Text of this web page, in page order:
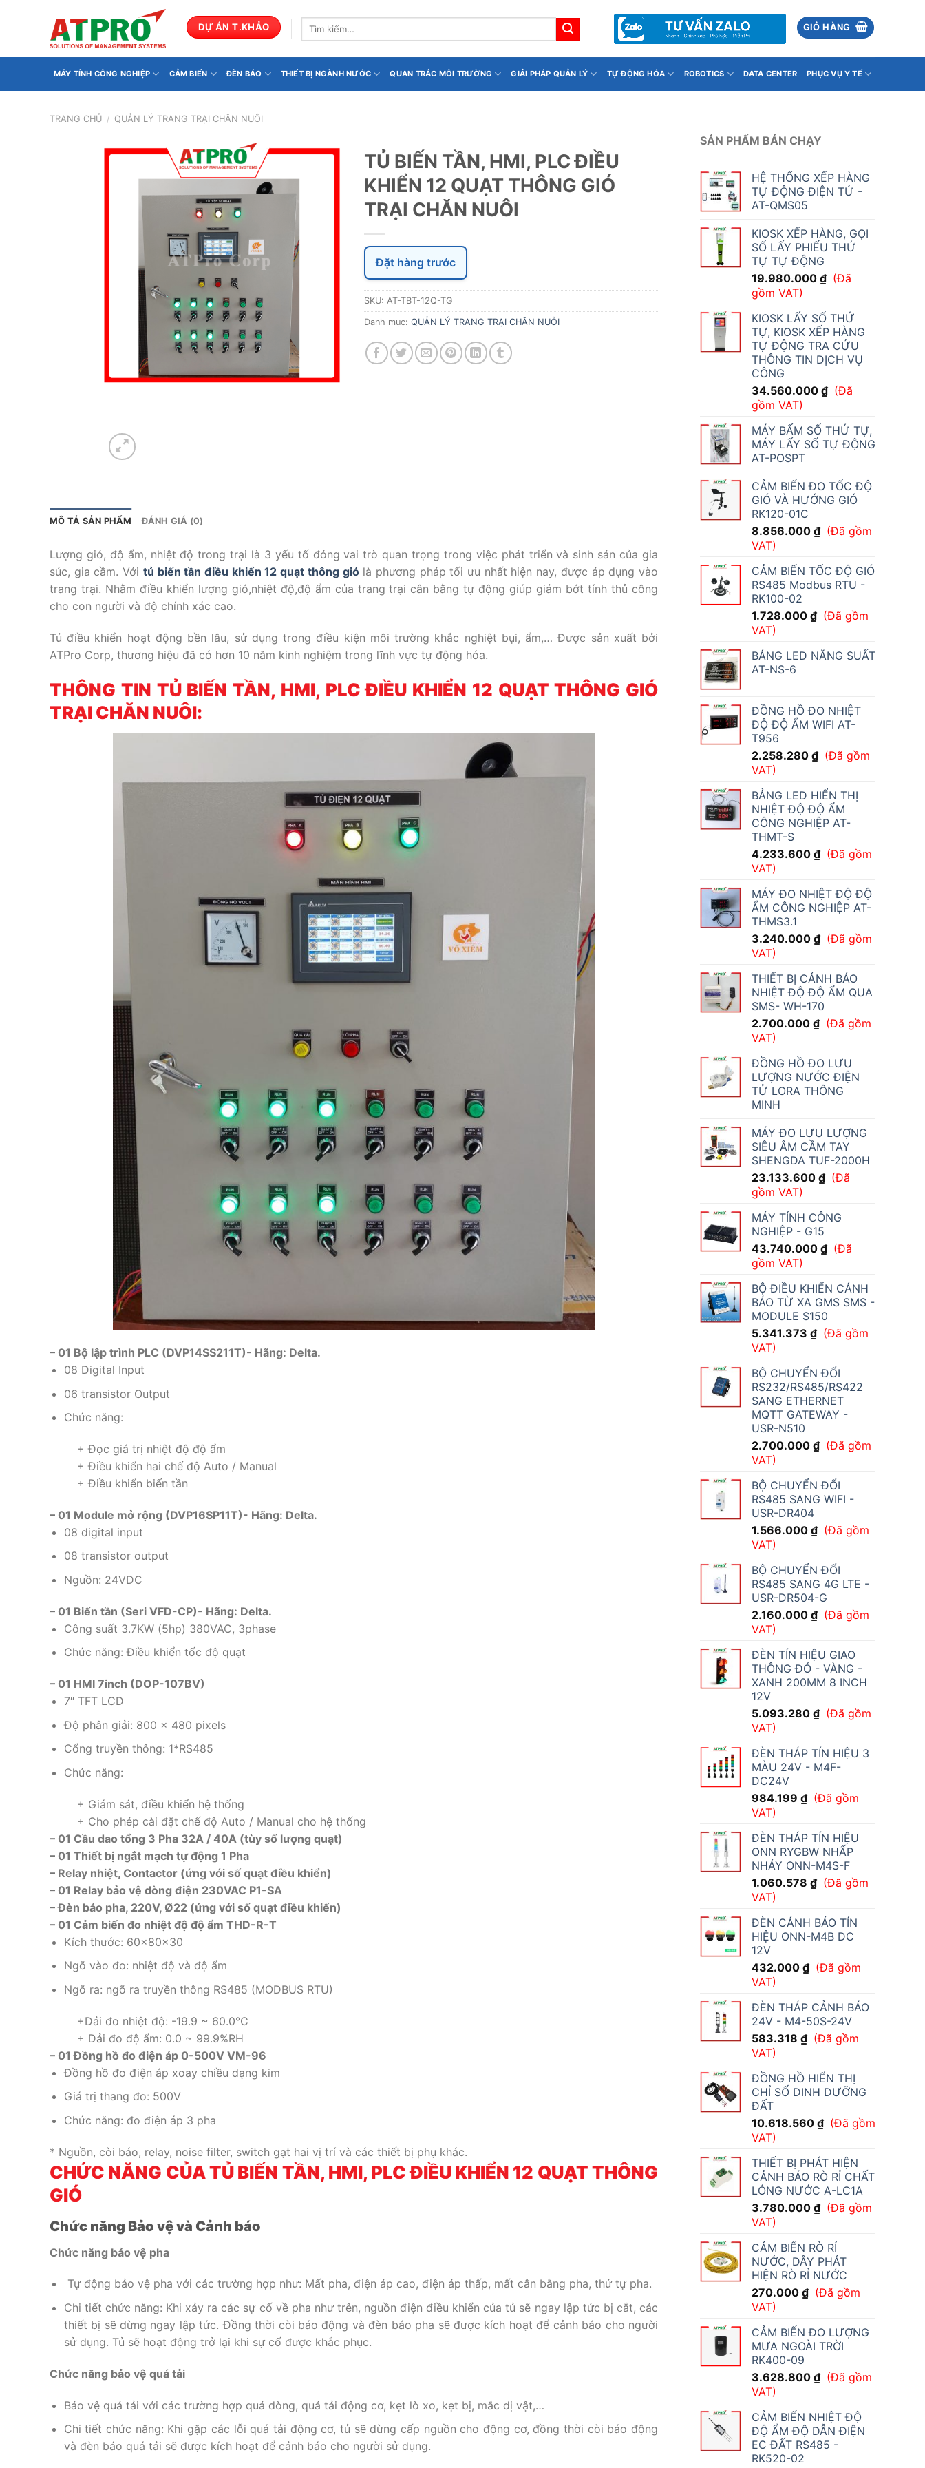
dung
DỰ ÁN T.KHẢO
Tìm
GIỎ HÀNG
MÁY TÍNH CÔNG NGHIỆP CẢM BIẾN ĐÈN BÁO THIẾT BỊ NGÀNH NƯỚC QUAN TRẮC MÔI TRƯỜNG GIẢI PHÁP QUẢN LÝ TỰ ĐỘNG HÓA ROBOTICS DATA CENTER PHỤC VỤ Y TẾ
TRANG CHỦ / QUẢN LÝ TRANG TRẠI CHĂN NUÔI
SẢN PHẨM BÁN CHẠY
HỆ THỐNG XẾP HÀNG
TỰ ĐỘNG ĐIỆN TỬ -
AT-QMS05
KIOSK XẾP HÀNG, GỌI
SỐ LẤY PHIẾU THỨ
TỰ TỰ ĐỘNG
19.980.000 ₫ (Đã
gồm VAT)
KIOSK LẤY SỐ THỨ
TỰ, KIOSK XẾP HÀNG
TỰ ĐỘNG TRA CỨU
THÔNG TIN DỊCH VỤ
CÔNG
34.560.000 ₫ (Đã
gồm VAT)
MÁY BẤM SỐ THỨ TỰ,
MÁY LẤY SỐ TỰ ĐỘNG
AT-POSPT
CẢM BIẾN ĐO TỐC ĐỘ
GIÓ VÀ HƯỚNG GIÓ
RK120-01C
8.856.000 ₫ (Đã gồm
VAT)
CẢM BIẾN TỐC ĐỘ GIÓ
RS485 Modbus RTU -
RK100-02
1.728.000 ₫ (Đã gồm
VAT)
BẢNG LED NĂNG SUẤT
AT-NS-6
ĐỒNG HỒ ĐO NHIỆT
ĐỘ ĐỘ ẨM WIFI AT-
T956
2.258.280 ₫ (Đã gồm
VAT)
BẢNG LED HIỂN THỊ
NHIỆT ĐỘ ĐỘ ẨM
CÔNG NGHIỆP AT-
THMT-S
4.233.600 ₫ (Đã gồm
VAT)
MÁY ĐO NHIỆT ĐỘ ĐỘ
ẨM CÔNG NGHIỆP AT-
THMS3.1
3.240.000 ₫ (Đã gồm
VAT)
THIẾT BỊ CẢNH BÁO
NHIỆT ĐỘ ĐỘ ẨM QUA
SMS- WH-170
2.700.000 ₫ (Đã gồm
VAT)
ĐỒNG HỒ ĐO LƯU
LƯỢNG NƯỚC ĐIỆN
TỬ LORA THÔNG
MINH
MÁY ĐO LƯU LƯỢNG
SIÊU ÂM CẦM TAY
SHENGDA TUF-2000H
23.133.600 ₫ (Đã
gồm VAT)
MÁY TÍNH CÔNG
NGHIỆP - G15
43.740.000 ₫ (Đã
gồm VAT)
BỘ ĐIỀU KHIỂN CẢNH
BÁO TỪ XA GMS SMS -
MODULE S150
5.341.373 ₫ (Đã gồm
VAT)
BỘ CHUYỂN ĐỔI
RS232/RS485/RS422
SANG ETHERNET
MQTT GATEWAY -
USR-N510
2.700.000 ₫ (Đã gồm
VAT)
BỘ CHUYỂN ĐỔI
RS485 SANG WIFI -
USR-DR404
1.566.000 ₫ (Đã gồm
VAT)
BỘ CHUYỂN ĐỔI
RS485 SANG 4G LTE -
USR-DR504-G
2.160.000 ₫ (Đã gồm
VAT)
ĐÈN TÍN HIỆU GIAO
THÔNG ĐỎ - VÀNG -
XANH 200MM 8 INCH
12V
5.093.280 ₫ (Đã gồm
VAT)
ĐÈN THÁP TÍN HIỆU 3
MÀU 24V - M4F-
DC24V
984.199 ₫ (Đã gồm
VAT)
ĐÈN THÁP TÍN HIỆU
ONN RYGBW NHẤP
NHÁY ONN-M4S-F
1.060.578 ₫ (Đã gồm
VAT)
ĐÈN CẢNH BÁO TÍN
HIỆU ONN-M4B DC
12V
432.000 ₫ (Đã gồm
VAT)
ĐÈN THÁP CẢNH BÁO
24V - M4-50S-24V
583.318 ₫ (Đã gồm
VAT)
ĐỒNG HỒ HIỂN THỊ
CHỈ SỐ DINH DƯỠNG
ĐẤT
10.618.560 ₫ (Đã gồm
VAT)
THIẾT BỊ PHÁT HIỆN
CẢNH BÁO RÒ RỈ CHẤT
LỎNG NƯỚC A-LC1A
3.780.000 ₫ (Đã gồm
VAT)
CẢM BIẾN RÒ RỈ
NƯỚC, DÂY PHÁT
HIỆN RÒ RỈ NƯỚC
270.000 ₫ (Đã gồm
VAT)
CẢM BIẾN ĐO LƯỢNG
MƯA NGOÀI TRỜI
RK400-09
3.628.800 ₫ (Đã gồm
VAT)
CẢM BIẾN NHIỆT ĐỘ
ĐỘ ẨM ĐỘ DẪN ĐIỆN
EC ĐẤT RS485 -
RK520-02
TỦ BIẾN TẦN, HMI, PLC ĐIỀU
KHIỂN 12 QUẠT THÔNG GIÓ
TRẠI CHĂN NUÔI
Đặt hàng trước
SKU: AT-TBT-12Q-TG
Danh mục: QUẢN LÝ TRANG TRẠI CHĂN NUÔI
MÔ TẢ SẢN PHẨM ĐÁNH GIÁ (0)
Lượng gió, độ ẩm, nhiệt độ trong trại là 3 yếu tố đóng vai trò quan trọng trong việc phát triển và sinh sản của gia
súc, gia cầm. Với tủ biến tần điều khiển 12 quạt thông giólà phương pháp tối ưu nhất hiện nay, được áp dụng vào
trang trại. Nhằm điều khiển lượng gió,nhiệt độ,độ ẩm của trang trại cân bằng tự động giúp giảm bớt tính thủ công
cho con người và độ chính xác cao.
Tủ điều khiển hoạt động bền lâu, sử dụng trong điều kiện môi trường khắc nghiệt bụi, ẩm,… Được sản xuất bởi
ATPro Corp, thương hiệu đã có hơn 10 năm kinh nghiệm trong lĩnh vực tự động hóa.
THÔNG TIN TỦ BIẾN TẦN, HMI, PLC ĐIỀU KHIỂN 12 QUẠT THÔNG GIÓ
TRẠI CHĂN NUÔI:
– 01 Bộ lập trình PLC (DVP14SS211T)- Hãng: Delta.
08 Digital Input
06 transistor Output
Chức năng:
+ Đọc giá trị nhiệt độ độ ẩm
+ Điều khiển hai chế độ Auto / Manual
+ Điều khiển biến tần
– 01 Module mở rộng (DVP16SP11T)- Hãng: Delta.
08 digital input
08 transistor output
Nguồn: 24VDC
– 01 Biến tần (Seri VFD-CP)- Hãng: Delta.
Công suất 3.7KW (5hp) 380VAC, 3phase
Chức năng: Điều khiển tốc độ quạt
– 01 HMI 7inch (DOP-107BV)
7″ TFT LCD
Độ phân giải: 800 x 480 pixels
Cổng truyền thông: 1*RS485
Chức năng:
+ Giám sát, điều khiển hệ thống
+ Cho phép cài đặt chế độ Auto / Manual cho hệ thống
– 01 Cầu dao tổng 3 Pha 32A / 40A (tùy số lượng quạt)
– 01 Thiết bị ngắt mạch tự động 1 Pha
– Relay nhiệt, Contactor (ứng với số quạt điều khiển)
– 01 Relay bảo vệ dòng điện 230VAC P1-SA
– Đèn báo pha, 220V, Ø22 (ứng với số quạt điều khiển)
– 01 Cảm biến đo nhiệt độ độ ẩm THD-R-T
Kích thước: 60x80x30
Ngõ vào đo: nhiệt độ và độ ẩm
Ngõ ra: ngõ ra truyền thông RS485 (MODBUS RTU)
+Dải đo nhiệt độ: -19.9 ~ 60.0°C
+ Dải đo độ ẩm: 0.0 ~ 99.9%RH
– 01 Đồng hồ đo điện áp 0-500V VM-96
Đồng hồ đo điện áp xoay chiều dạng kim
Giá trị thang đo: 500V
Chức năng: đo điện áp 3 pha
* Nguồn, còi báo, relay, noise filter, switch gạt hai vị trí và các thiết bị phụ khác.
CHỨC NĂNG CỦATỦ BIẾN TẦN, HMI, PLC ĐIỀU KHIỂN 12 QUẠT THÔNG
GIÓ
Chức năng Bảo vệ và Cảnh báo
Chức năng bảo vệ pha
Tự động bảo vệ pha với các trường hợp như: Mất pha, điện áp cao, điện áp thấp, mất cân bằng pha, thứ tự pha.
Chi tiết chức năng: Khi xảy ra các sự cố về pha như trên, nguồn điện điều khiển của tủ sẽ ngay lập tức bị cắt, các
thiết bị sẽ dừng ngay lập tức. Đồng thời còi báo động và đèn báo pha sẽ được kích hoạt để cảnh báo cho người
sử dụng. Tủ sẽ hoạt động trở lại khi sự cố được khắc phục.
Chức năng bảo vệ quá tải
Bảo vệ quá tải với các trường hợp quá dòng, quá tải động cơ, kẹt lò xo, kẹt bị, mắc dị vật,…
Chi tiết chức năng: Khi gặp các lỗi quá tải động cơ, tủ sẽ dừng cấp nguồn cho động cơ, đồng thời còi báo động
và đèn báo quá tải sẽ được kích hoạt để cảnh báo cho người sử dụng.